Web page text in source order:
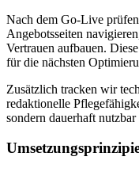
Nach dem Go-Live
Angebotsseiten
Vertrauen aufbauen.
für die nächsten
Zusätzlich tracken wir
redaktionelle
sondern dauerhaft